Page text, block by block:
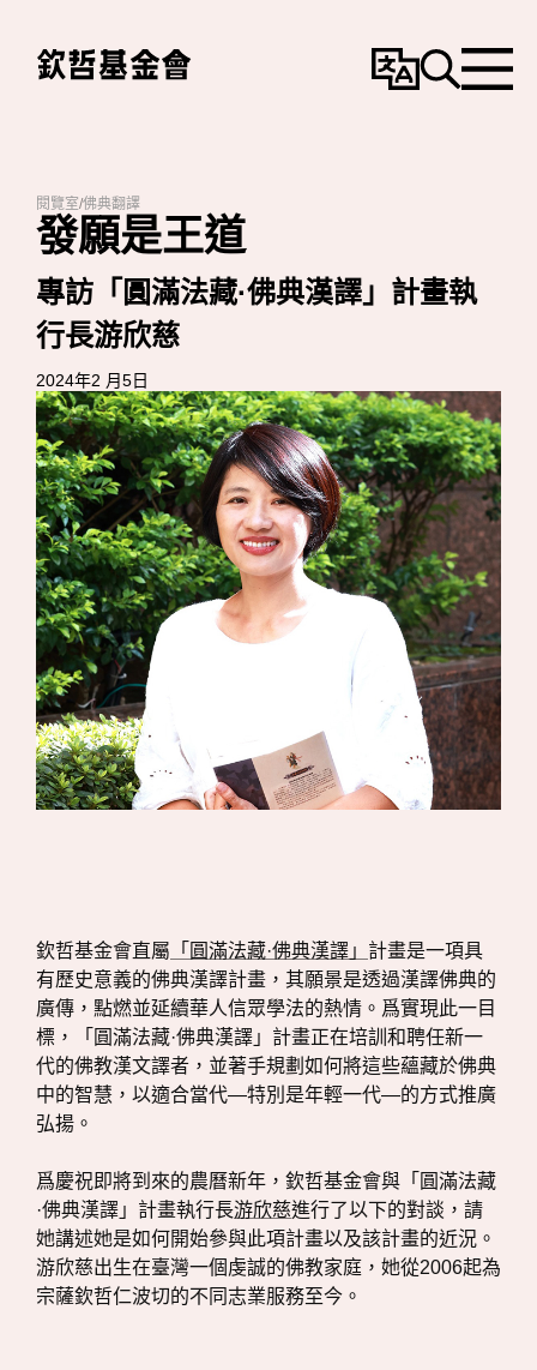
變
搜
選
閱覽室/佛典翻譯
發願是王道
專訪 「圓滿法藏·佛典漢譯」計畫執
行長游欣慈
2024年2 月5日
欽哲基金會直屬 「圓滿法藏·佛典漢譯」 計畫是一項具
有歷史意義的佛典漢譯計畫，其願景是透過漢譯佛典的
廣傳，點燃並延續華人信眾學法的熱情。爲實現此一目
標，「圓滿法藏·佛典漢譯」計畫正在培訓和聘任新一
代的佛教漢文譯者，並著手規劃如何將這些蘊藏於佛典
中的智慧，以適合當代—特別是年輕一代—的方式推廣
弘揚。
爲慶祝即將到來的農曆新年，欽哲基金會與「圓滿法藏
·佛典漢譯」計畫執行長游欣慈進行了以下的對談，請
她講述她是如何開始參與此項計畫以及該計畫的近況。
游欣慈出生在臺灣一個虔誠的佛教家庭，她從2006起為
宗薩欽哲仁波切的不同志業服務至今。